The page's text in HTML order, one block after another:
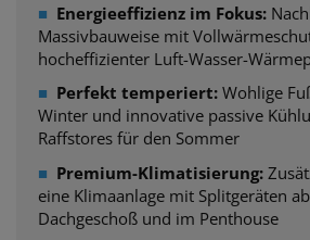
■ Energieeffizienz im Fokus:
Massivbauweise mit
hocheffizienter Luft-Wasser-
■ Perfekt temperiert: Wohlige
Winter und innovative passive
Raffstores für den Sommer
■ Premium-Klimatisierung:
eine Klimaanlage mit Splitgeräten
Dachgeschoß und im Penthouse